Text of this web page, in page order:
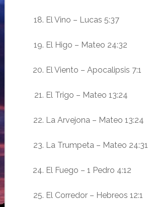
El Vino – Lucas 5:37
El Higo – Mateo 24:32
El Viento – Apocalipsis 7:1
El Trigo – Mateo 13:24
La Arvejona – Mateo 13:24
La Trumpeta – Mateo 24:31
El Fuego – 1 Pedro 4:12
El Corredor – Hebreos 12:1